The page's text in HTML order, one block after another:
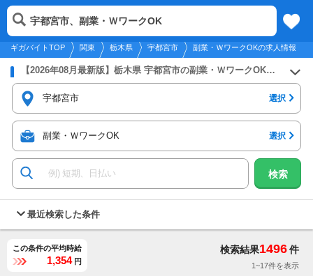
2026年8月8日更新
関東
メニュー
ギガバイトTOP 関東 栃木県 宇都宮市 副業・ＷワークOKの求人情報
宇都宮市、副業・ＷワークOK
【2026年08月最新版】栃木県 宇都宮市の副業・ＷワークOKのバイト・アルバイト・パートの求人募集情報
宇都宮市 選択
副業・ＷワークOK 選択
検索
最近検索した条件
この条件の平均時給
1,354 円
検索結果1496件
1~17件を表示